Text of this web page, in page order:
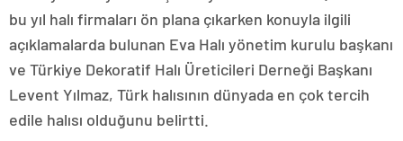
bu yıl halı firmaları ön plana çıkarken konuyla ilgili
açıklamalarda bulunan Eva Halı yönetim kurulu başkanı
ve Türkiye Dekoratif Halı Üreticileri Derneği Başkanı
Levent Yılmaz, Türk halısının dünyada en çok tercih
edile halısı olduğunu belirtti.